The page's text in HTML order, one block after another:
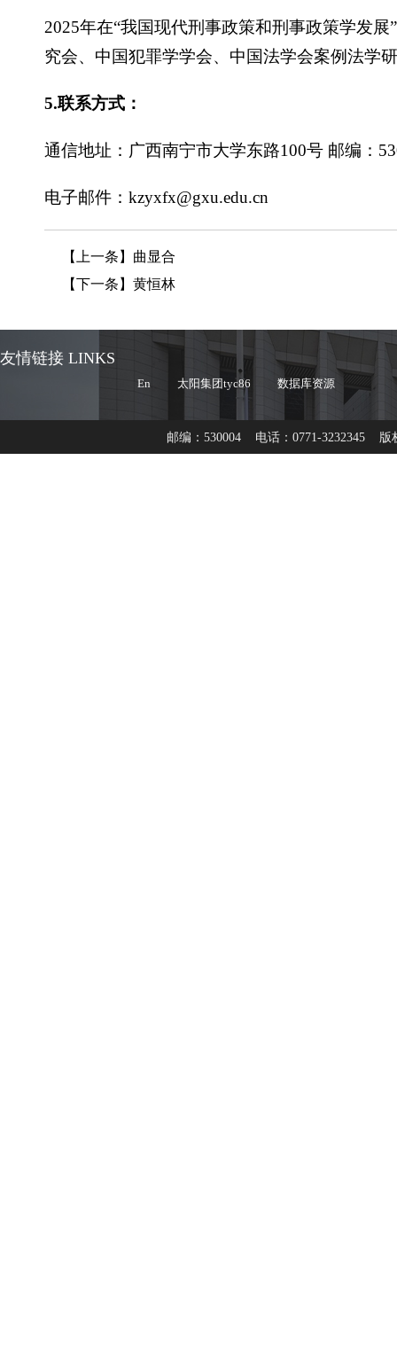
2025年在“我国现代刑事政策和刑事政策学发
究会、中国犯罪学学会、中国法学会案例法学
5.联系方式：
通信地址：广西南宁市大学东路100号 邮编：
电子邮件：kzyxfx@gxu.edu.cn
【上一条】 曲显合
【下一条】 黄恒林
友情链接 LINKS
En 太阳集团tyc86 数据库资源
邮编：530004 电话：0771-3232345 版